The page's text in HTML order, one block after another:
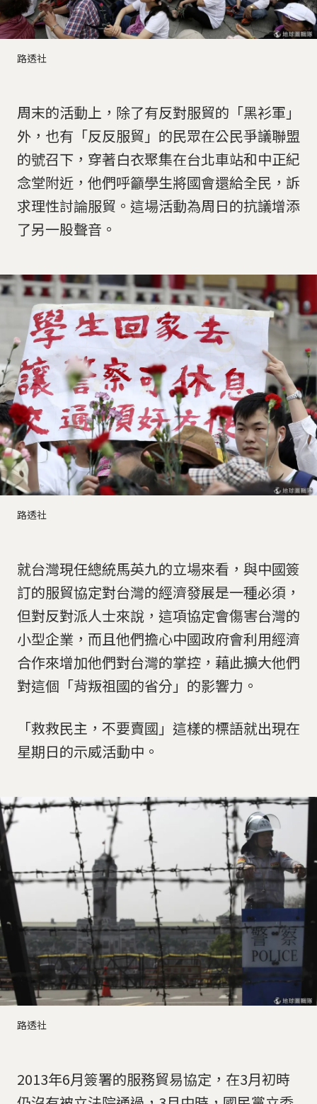
路透社
周末的活動上，除了有反對服貿的「黑衫軍」
外，也有「反反服貿」的民眾在公民爭議聯盟
的號召下，穿著白衣聚集在台北車站和中正紀
念堂附近，他們呼籲學生將國會還給全民，訴
求理性討論服貿。這場活動為周日的抗議增添
了另一股聲音。
路透社
就台灣現任總統馬英九的立場來看，與中國簽
訂的服貿協定對台灣的經濟發展是一種必須，
但對反對派人士來說，這項協定會傷害台灣的
小型企業，而且他們擔心中國政府會利用經濟
合作來增加他們對台灣的掌控，藉此擴大他們
對這個「背叛祖國的省分」的影響力。
「救救民主，不要賣國」這樣的標語就出現在
星期日的示威活動中。
路透社
2013年6月簽署的服務貿易協定，在3月初時